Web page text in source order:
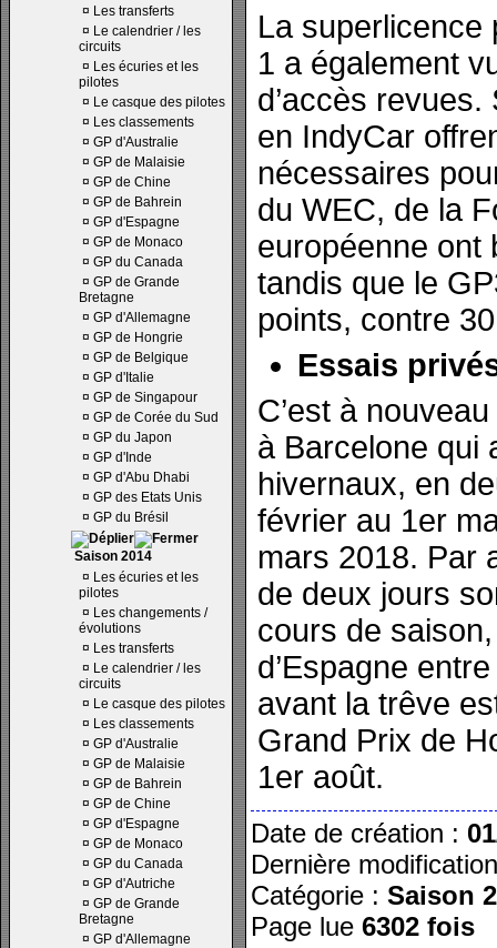
¤ Les transferts
¤ Le calendrier / les
circuits
¤ Les écuries et les
pilotes
¤ Le casque des pilotes
¤ Les classements
¤ GP d'Australie
¤ GP de Malaisie
¤ GP de Chine
¤ GP de Bahrein
¤ GP d'Espagne
¤ GP de Monaco
¤ GP du Canada
¤ GP de Grande
Bretagne
¤ GP d'Allemagne
¤ GP de Hongrie
¤ GP de Belgique
¤ GP d'Italie
¤ GP de Singapour
¤ GP de Corée du Sud
¤ GP du Japon
¤ GP d'Inde
¤ GP d'Abu Dhabi
¤ GP des Etats Unis
¤ GP du Brésil
Saison 2014
¤ Les écuries et les
pilotes
¤ Les changements /
évolutions
¤ Les transferts
¤ Le calendrier / les
circuits
¤ Le casque des pilotes
¤ Les classements
¤ GP d'Australie
¤ GP de Malaisie
¤ GP de Bahrein
¤ GP de Chine
¤ GP d'Espagne
¤ GP de Monaco
¤ GP du Canada
¤ GP d'Autriche
¤ GP de Grande
Bretagne
¤ GP d'Allemagne
La superlicence
1 a également
d’accès
en IndyCar
nécessaires
du WEC, de la
européenne ont
tandis que le
points, contre
Essais
C’est à
à Barcelone qui
hivernaux, en
février au 1er
mars 2018. Par
de deux jours
cours de
d’Espagne
avant la trêve
Grand Prix de
1er août.
Date de création :
Dernière
Catégorie : Saison
Page lue 6302 fois